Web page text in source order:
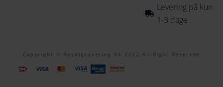
Levering på kun
1-3 dage
Copyright © Royalgravering.dk 2022 All Right Reserved